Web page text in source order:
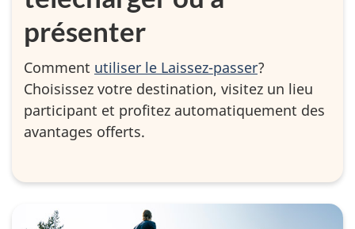
présenter
Comment utiliser le Laissez-passer?
Choisissez votre destination, visitez un lieu
participant et profitez automatiquement des
avantages offerts.